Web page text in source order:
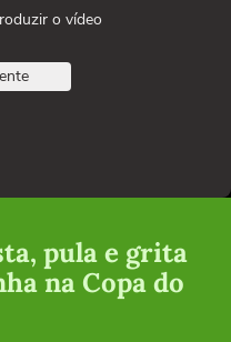
o vídeo
pula e grita
na Copa do